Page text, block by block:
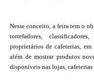
Nesse conceito, a feira tem o
torrefadores,
proprietários de cafeterias,
além de mostrar produtos
disponíveis nas lojas, cafeterias